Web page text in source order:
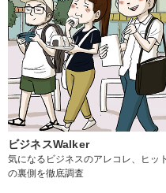
ビジネスWalker
気になるビジネスのアレコレ、ヒット
の裏側を徹底調査